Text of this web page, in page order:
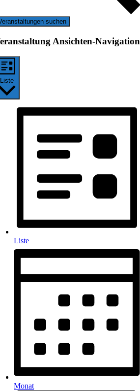
suchen
Ansichten-Navigation
Liste
Liste
Monat